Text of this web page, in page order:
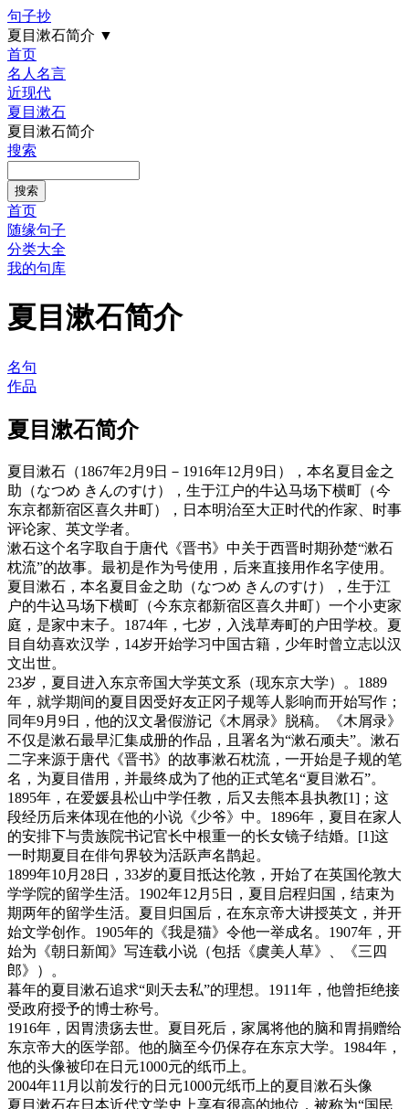
句子抄
夏目漱石简介 ▼
首页
名人名言
近现代
夏目漱石
夏目漱石简介
搜索
首页
随缘句子
分类大全
我的句库
夏目漱石简介
名句
作品
夏目漱石简介
夏目漱石（1867年2月9日－1916年12月9日），本名夏目金之
助（なつめ きんのすけ），生于江户的牛込马场下横町（今
东京都新宿区喜久井町），日本明治至大正时代的作家、时事
评论家、英文学者。
漱石这个名字取自于唐代《晋书》中关于西晋时期孙楚“漱石
枕流”的故事。最初是作为号使用，后来直接用作名字使用。
夏目漱石，本名夏目金之助（なつめ きんのすけ），生于江
户的牛込马场下横町（今东京都新宿区喜久井町）一个小吏家
庭，是家中末子。1874年，七岁，入浅草寿町的户田学校。夏
目自幼喜欢汉学，14岁开始学习中国古籍，少年时曾立志以汉
文出世。
23岁，夏目进入东京帝国大学英文系（现东京大学）。1889
年，就学期间的夏目因受好友正冈子规等人影响而开始写作；
同年9月9日，他的汉文暑假游记《木屑录》脱稿。《木屑录》
不仅是漱石最早汇集成册的作品，且署名为“漱石顽夫”。漱石
二字来源于唐代《晋书》的故事漱石枕流，一开始是子规的笔
名，为夏目借用，并最终成为了他的正式笔名“夏目漱石”。
1895年，在爱媛县松山中学任教，后又去熊本县执教[1]；这
段经历后来体现在他的小说《少爷》中。1896年，夏目在家人
的安排下与贵族院书记官长中根重一的长女镜子结婚。[1]这
一时期夏目在俳句界较为活跃声名鹊起。
1899年10月28日，33岁的夏目抵达伦敦，开始了在英国伦敦大
学学院的留学生活。1902年12月5日，夏目启程归国，结束为
期两年的留学生活。夏目归国后，在东京帝大讲授英文，并开
始文学创作。1905年的《我是猫》令他一举成名。1907年，开
始为《朝日新闻》写连载小说（包括《虞美人草》、《三四
郎》）。
暮年的夏目漱石追求“则天去私”的理想。1911年，他曾拒绝接
受政府授予的博士称号。
1916年，因胃溃疡去世。夏目死后，家属将他的脑和胃捐赠给
东京帝大的医学部。他的脑至今仍保存在东京大学。1984年，
他的头像被印在日元1000元的纸币上。
2004年11月以前发行的日元1000元纸币上的夏目漱石头像
夏目漱石在日本近代文学史上享有很高的地位，被称为“国民